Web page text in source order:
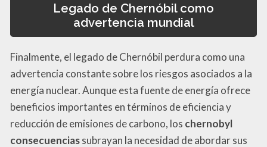
Legado de Chernóbil como
advertencia mundial
Finalmente, el legado de Chernóbil perdura como una
advertencia constante sobre los riesgos asociados a la
energía nuclear. Aunque esta fuente de energía ofrece
beneficios importantes en términos de eficiencia y
reducción de emisiones de carbono, los chernobyl
consecuenciassubrayan la necesidad de abordar sus